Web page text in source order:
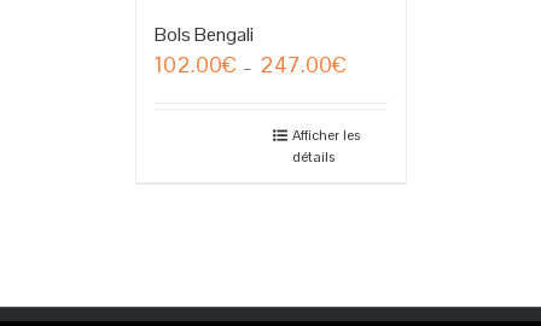
Bols Bengali
102.00€ – 247.00€Plage
102.00€
Afficher les
détails